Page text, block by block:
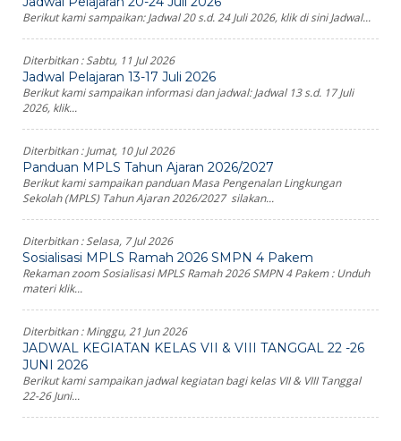
Berikut kami sampaikan: Jadwal 20 s.d. 24 Juli 2026, klik di sini Jadwal...
Diterbitkan :Sabtu, 11 Jul 2026
Jadwal Pelajaran 13-17 Juli 2026
Berikut kami sampaikan informasi dan jadwal: Jadwal 13 s.d. 17 Juli
2026, klik...
Diterbitkan :Jumat, 10 Jul 2026
Panduan MPLS Tahun Ajaran 2026/2027
Berikut kami sampaikan panduan Masa Pengenalan Lingkungan
Sekolah (MPLS) Tahun Ajaran 2026/2027 silakan...
Diterbitkan :Selasa, 7 Jul 2026
Sosialisasi MPLS Ramah 2026 SMPN 4 Pakem
Rekaman zoom Sosialisasi MPLS Ramah 2026 SMPN 4 Pakem : Unduh
materi klik...
Diterbitkan :Minggu, 21 Jun 2026
JADWAL KEGIATAN KELAS VII & VIII TANGGAL 22 -26
JUNI 2026
Berikut kami sampaikan jadwal kegiatan bagi kelas VII & VIII Tanggal
22-26 Juni...